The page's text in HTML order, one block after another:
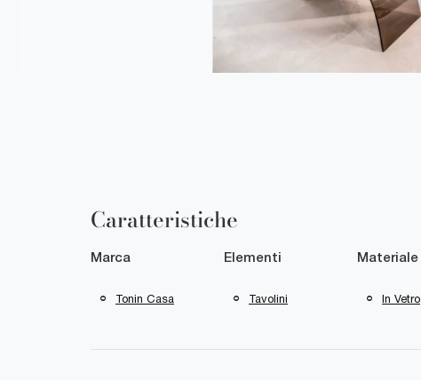
Caratteristiche
Marca
Tonin Casa
Elementi
Tavolini
Materiale
In Vetro